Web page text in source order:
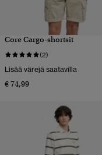
Core Cargo-shortsit
(2)
Lisää värejä saatavilla
€ 74,99